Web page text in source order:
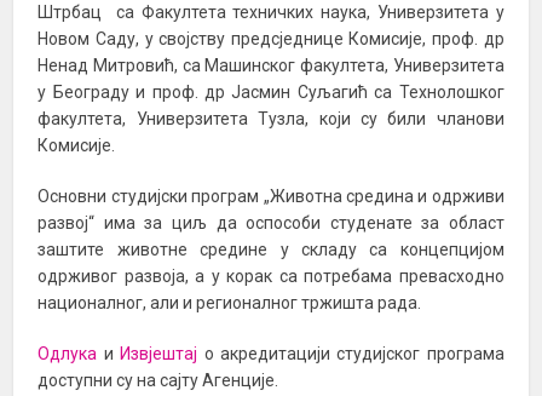
Штрбац са Факултета техничких наука, Универзитета у
Новом Саду, у својству предсједнице Комисије, проф. др
Ненад Митровић, са Машинског факултета, Универзитета
у Београду и проф. др Јасмин Суљагић са Технолошког
факултета, Универзитета Тузла, који су били чланови
Комисије.
Основни студијски програм „Животна средина и одрживи
развој“ има за циљ да оспособи студенате за област
заштите животне средине у складу са концепцијом
одрживог развоја, а у корак са потребама превасходно
националног, али и регионалног тржишта рада.
Одлука иИзвјештај о акредитацији студијског програма
доступни су на сајту Агенције.